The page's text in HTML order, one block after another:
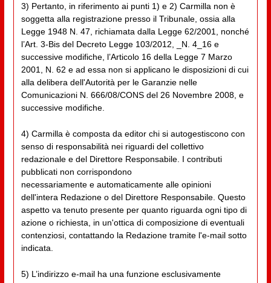
3) Pertanto, in riferimento ai punti 1) e 2) Carmilla non è
soggetta alla registrazione presso il Tribunale, ossia alla
Legge 1948 N. 47, richiamata dalla Legge 62/2001, nonché
l’Art. 3-Bis del Decreto Legge 103/2012, _N. 4_16 e
successive modifiche, l’Articolo 16 della Legge 7 Marzo
2001, N. 62 e ad essa non si applicano le disposizioni di cui
alla delibera dell'Autorità per le Garanzie nelle
Comunicazioni N. 666/08/CONS del 26 Novembre 2008, e
successive modifiche.
4) Carmilla è composta da editor chi si autogestiscono con
senso di responsabilità nei riguardi del collettivo
redazionale e del Direttore Responsabile. I contributi
pubblicati non corrispondono
necessariamente e automaticamente alle opinioni
dell'intera Redazione o del Direttore Responsabile. Questo
aspetto va tenuto presente per quanto riguarda ogni tipo di
azione o richiesta, in un'ottica di composizione di eventuali
contenziosi, contattando la Redazione tramite l'e-mail sotto
indicata.
5) L’indirizzo e-mail ha una funzione esclusivamente